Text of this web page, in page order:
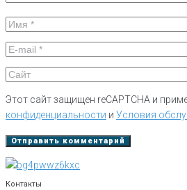
Этот сайт защищен reCAPTCHA и
конфиденциальности и Условия
Контакты